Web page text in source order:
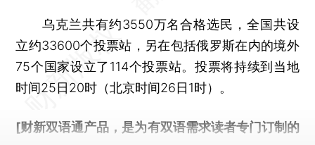
乌克兰共有约3550万名合格选民，全国共设
立约33600个投票站，另在包括俄罗斯在内的境外
75个国家设立了114个投票站。投票将持续到当地
时间25日20时（北京时间26日1时）。
[财新双语通产品，是为有双语需求读者专门订制的